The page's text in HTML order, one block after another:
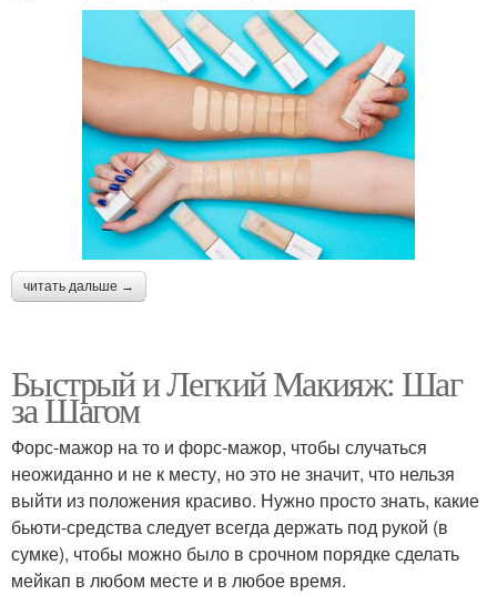
читать дальше →
Быстрый и Легкий Макияж: Шаг
за Шагом
Форс-мажор на то и форс-мажор, чтобы случаться
неожиданно и не к месту, но это не значит, что нельзя
выйти из положения красиво. Нужно просто знать, какие
бьюти-средства следует всегда держать под рукой (в
сумке), чтобы можно было в срочном порядке сделать
мейкап в любом месте и в любое время.